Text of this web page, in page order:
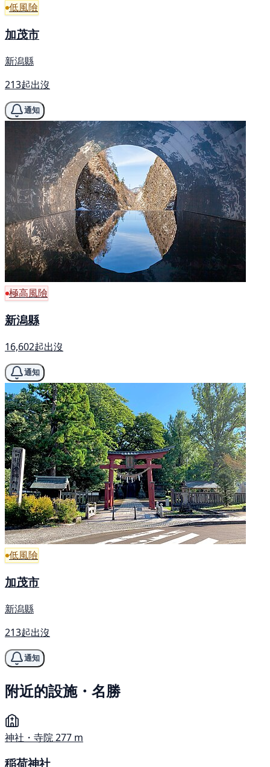
低風險
加茂市
新潟縣
213起出沒
通知
極高風險
新潟縣
16,602起出沒
通知
低風險
加茂市
新潟縣
213起出沒
通知
附近的設施・名勝
神社・寺院277 m
稲荷神社